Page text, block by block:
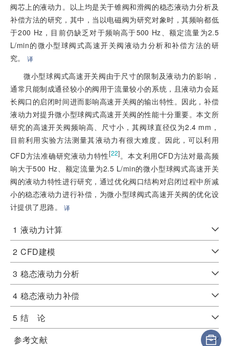
阀芯上的液动力。以上均是关于锥阀和滑阀的稳态液动力分析及
补偿方法的研究，其中，当以电磁阀为研究对象时，其频响都低
于200 Hz，目前仍缺乏对于频响高于500 Hz、额定流量为2.5
L/min的微小型球阀式高速开关阀液动力分析和补偿方法的研
究。译
微小型球阀式高速开关阀由于尺寸的限制及液动力的影响，
通常只能制成通径较小的阀用于流量较小的系统，且液动力会延
长阀口的启闭时间进而影响高速开关阀的输出特性。因此，补偿
液动力对提升微小型球阀式高速开关阀的性能十分重要。本文所
研究的高速开关阀频响高、尺寸小，其阀球直径仅为2.4 mm，
目前利用实验方法测量其液动力有很大难度。因此，可以利用
CFD方法准确研究液动力特性[22]。本文利用CFD方法对最高频
响大于500 Hz、额定流量为2.5 L/min的微小型球阀式高速开关
阀的液动力特性进行研究，通过优化阀口结构对启闭过程中所减
小的稳态液动力进行补偿，为微小型球阀式高速开关阀的优化设
计提供了思路。译
1 液动力计算
2 CFD建模
3 稳态液动力分析
4 稳态液动力补偿
5 结 论
参考文献